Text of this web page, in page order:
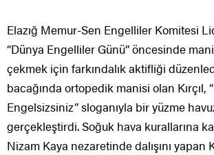
Elazığ Memur-Sen Engelliler Komitesi
“Dünya Engelliler Günü” öncesinde
çekmek için farkındalık aktifliği
bacağında ortopedik manisi olan Kırçıl,
Engelsizsiniz” sloganıyla bir yüzme
gerçekleştirdi. Soğuk hava kurallarına
Nizam Kaya nezaretinde dalışını yapan